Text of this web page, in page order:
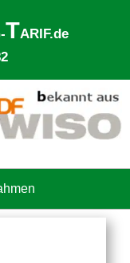
TARIF.de